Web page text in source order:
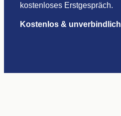
kostenloses Erstgespräch.
Kostenlos & unverbindlich